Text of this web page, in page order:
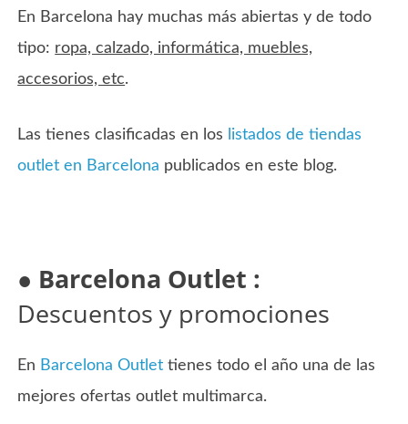
En Barcelona hay muchas más abiertas y de todo
tipo: ropa, calzado, informática, muebles,
accesorios, etc.
Las tienes clasificadas en los
listados de tiendas
outlet en Barcelona publicados en este blog.
● Barcelona Outlet :
Descuentos y promociones
En Barcelona Outlet tienes todo el año una de las
mejores ofertas outlet multimarca.